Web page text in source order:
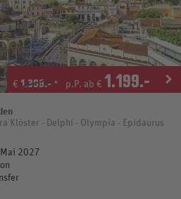
€ 1.399.- * p.P. ab € 1.199.-
Klöster - Delphi - Olympia - Epidaurus
2027